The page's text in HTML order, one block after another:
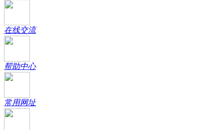
在线交流
帮助中心
常用网址